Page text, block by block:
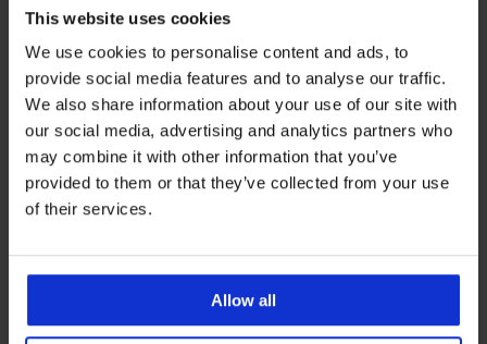
This website uses cookies
We use cookies to personalise content and ads, to
provide social media features and to analyse our traffic.
We also share information about your use of our site with
our social media, advertising and analytics partners who
may combine it with other information that you’ve
provided to them or that they’ve collected from your use
of their services.
Allow all
Op werkdagen van 8.00 tot 16.00 uur
info@astratex.be
Newsletter
Mis geen enkele korting
IK WIL ME ABONNEREN
aanbiedingen, kortingen en sales. Je kunt je op elk moment gratis